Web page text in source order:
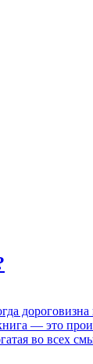
— это
во всех